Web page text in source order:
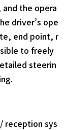
the opera
driver’s ope
end point, r
to freely
steerin
reception sys